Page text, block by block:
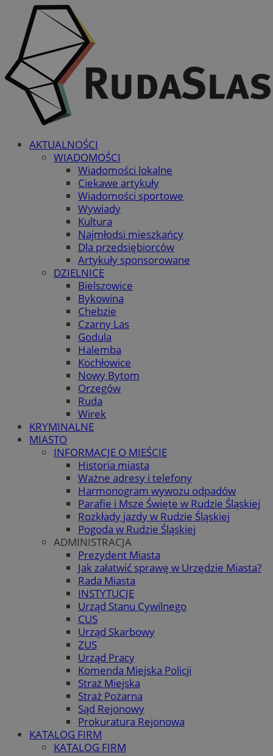
AKTUALNOŚCI
WIADOMOŚCI
Wiadomości lokalne
Ciekawe artykuły
Wiadomości sportowe
Wywiady
Kultura
Najmłodsi mieszkańcy
Dla przedsiębiorców
Artykuły sponsorowane
DZIELNICE
Bielszowice
Bykowina
Chebzie
Czarny Las
Godula
Halemba
Kochłowice
Nowy Bytom
Orzegów
Ruda
Wirek
KRYMINALNE
MIASTO
INFORMACJE O MIEŚCIE
Historia miasta
Ważne adresy i telefony
Harmonogram wywozu odpadów
Parafie i Msze Święte w Rudzie Śląskiej
Rozkłady jazdy w Rudzie Śląskiej
Pogoda w Rudzie Śląskiej
ADMINISTRACJA
Prezydent Miasta
Jak załatwić sprawę w Urzędzie Miasta?
Rada Miasta
INSTYTUCJE
Urząd Stanu Cywilnego
CUS
Urząd Skarbowy
ZUS
Urząd Pracy
Komenda Miejska Policji
Straż Miejska
Straż Pożarna
Sąd Rejonowy
Prokuratura Rejonowa
KATALOG FIRM
KATALOG FIRM